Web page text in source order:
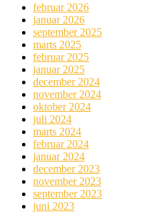
februar 2026
januar 2026
september 2025
marts 2025
februar 2025
januar 2025
december 2024
november 2024
oktober 2024
juli 2024
marts 2024
februar 2024
januar 2024
december 2023
november 2023
september 2023
juni 2023